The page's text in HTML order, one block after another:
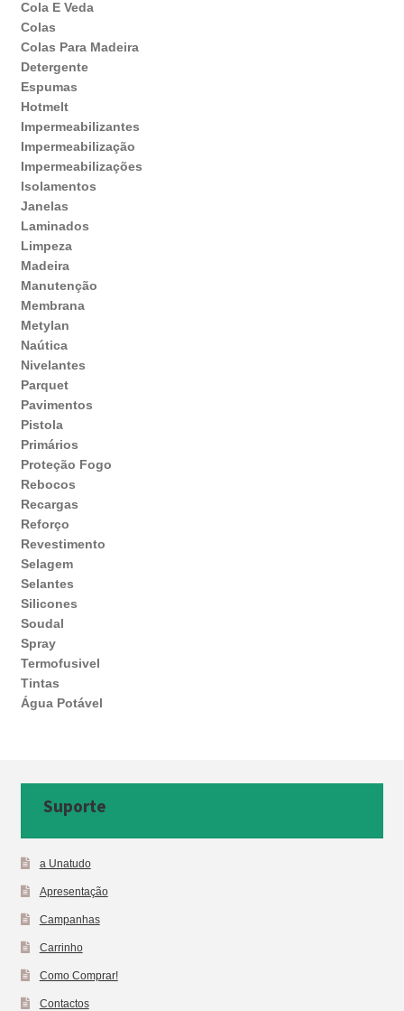
Cola E Veda
Colas
Colas Para Madeira
Detergente
Espumas
Hotmelt
Impermeabilizantes
Impermeabilização
Impermeabilizações
Isolamentos
Janelas
Laminados
Limpeza
Madeira
Manutenção
Membrana
Metylan
Naútica
Nivelantes
Parquet
Pavimentos
Pistola
Primários
Proteção Fogo
Rebocos
Recargas
Reforço
Revestimento
Selagem
Selantes
Silicones
Soudal
Spray
Termofusivel
Tintas
Água Potável
Suporte
a Unatudo
Apresentação
Campanhas
Carrinho
Como Comprar!
Contactos